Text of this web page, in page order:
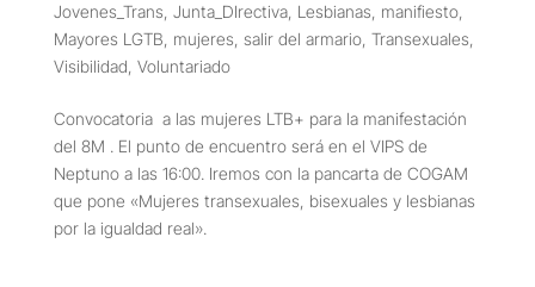
Jovenes_Trans Junta_DIrectiva, Lesbianas manifiesto,
Mayores LGTB mujeres salir del armario, Transexuales
Visibilidad Voluntariado
Convocatoria a las mujeres LTB+ para la manifestación
del 8M . El punto de encuentro será en el VIPS de
Neptuno a las 16:00. Iremos con la pancarta de COGAM
que pone «Mujeres transexuales, bisexuales y lesbianas
por la igualdad real».